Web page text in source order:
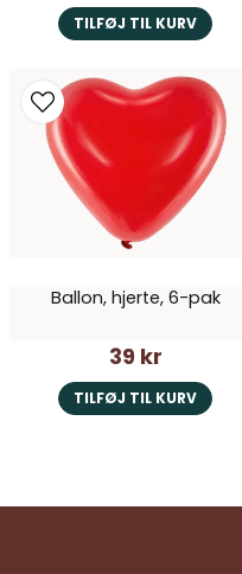
TILFØJ TIL KURV
Ballon, hjerte, 6-pak
39 kr
TILFØJ TIL KURV